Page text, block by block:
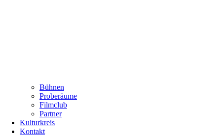
Bühnen
Proberäume
Filmclub
Partner
Kulturkreis
Kontakt